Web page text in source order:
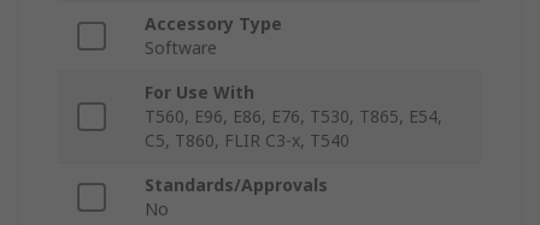
Accessory Type
Software
For Use With
T560, E96, E86, E76, T530, T865, E54,
C5, T860, FLIR C3-x, T540
Standards/Approvals
No